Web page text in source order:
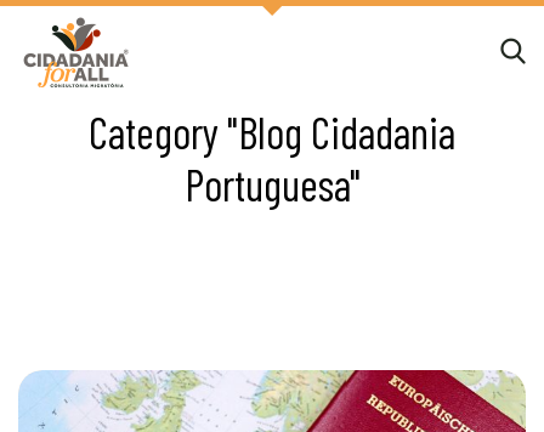
Category "Blog Cidadania
Portuguesa"